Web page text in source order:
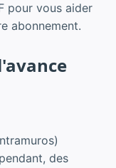
pour vous aider
abonnement.
des